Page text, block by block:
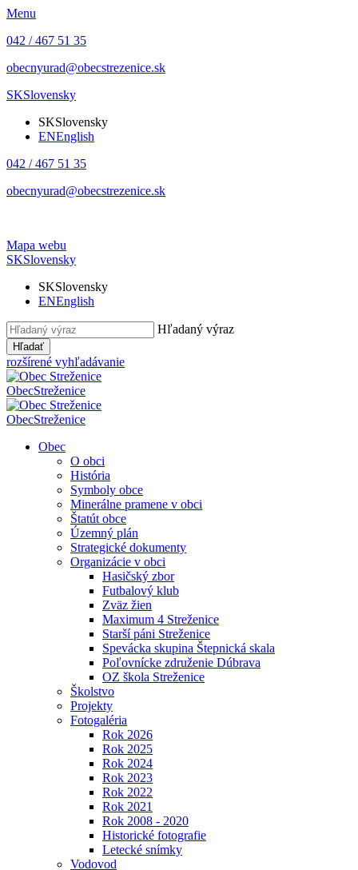
Menu
042 / 467 51 35
obecnyurad@obecstrezenice.sk
SKSlovensky
SKSlovensky
ENEnglish
042 / 467 51 35
obecnyurad@obecstrezenice.sk
Mapa webu
SKSlovensky
SKSlovensky
ENEnglish
Hľadaný výraz
Hľadať
rozšírené vyhľadávanie
ObecStreženice
ObecStreženice
Obec
O obci
História
Symboly obce
Minerálne pramene v obci
Štatút obce
Územný plán
Strategické dokumenty
Organizácie v obci
Hasičský zbor
Futbalový klub
Zväz žien
Maximum 4 Streženice
Starší páni Streženice
Spevácka skupina Štepnická skala
Poľovnícke združenie Dúbrava
OZ škola Streženice
Školstvo
Projekty
Fotogaléria
Rok 2026
Rok 2025
Rok 2024
Rok 2023
Rok 2022
Rok 2021
Rok 2008 - 2020
Historické fotografie
Letecké snímky
Vodovod